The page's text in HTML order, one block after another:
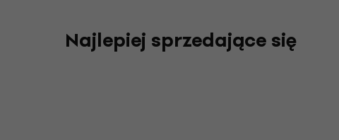
Najlepiej sprzedające się